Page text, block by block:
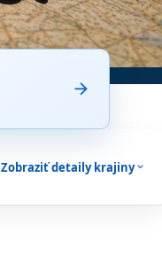
arrow_forward
Zobraziť detaily krajinyexpand_more